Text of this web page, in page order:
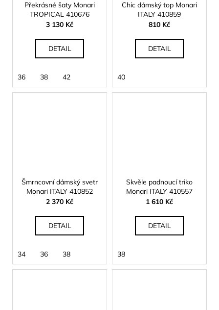
Překrásné šaty Monari
TROPICAL 410676
3 130 Kč
DETAIL
36 38 42
Chic dámský top Monari
ITALY 410859
810 Kč
DETAIL
40
Šmrncovní dámský svetr
Monari ITALY 410852
2 370 Kč
DETAIL
34 36 38
Skvěle padnoucí triko
Monari ITALY 410557
1 610 Kč
DETAIL
38